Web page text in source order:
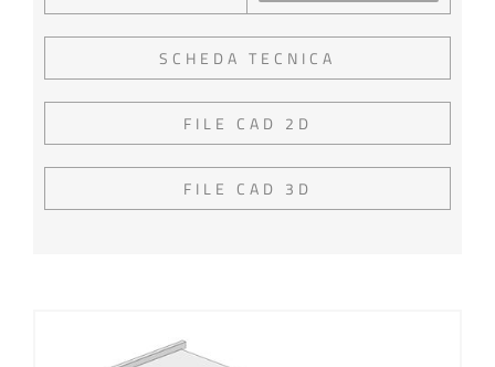
SCHEDA TECNICA
FILE CAD 2D
FILE CAD 3D